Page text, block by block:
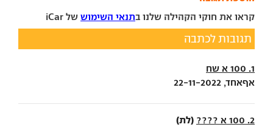
קראו את חוקי הקהילה שלנו בתנאי השימוש של iCar
תגובות לכתבה
1. 100 א שח
אףאחד, 22-11-2022
2. 100 א ???? (לת)